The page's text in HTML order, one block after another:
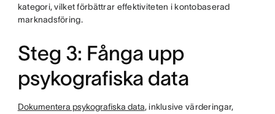
kategori, vilket förbättrar effektiviteten i kontobaserad
marknadsföring.
Steg 3: Fånga upp
psykografiska data
Dokumentera psykografiska data, inklusive värderingar,